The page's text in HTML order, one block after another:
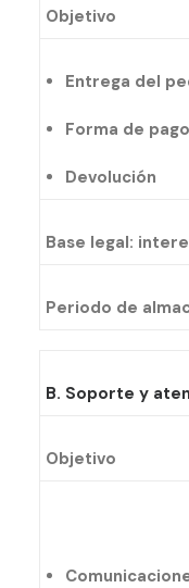
Objetivo
Entrega del
Forma de pago
Devolución
Base legal:
Periodo de
B. Soporte y
Objetivo